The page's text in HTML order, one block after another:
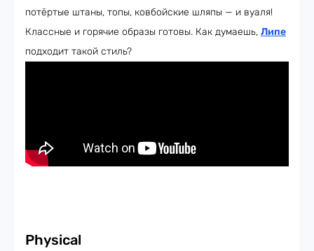
потёртые штаны, топы, ковбойские шляпы — и вуаля!
Классные и горячие образы готовы. Как думаешь, Липе
подходит такой стиль?
Physical